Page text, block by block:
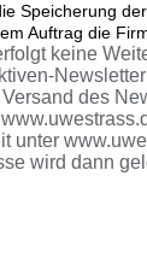
Speicherung
Auftrag die
keine
des
unter
wird dann